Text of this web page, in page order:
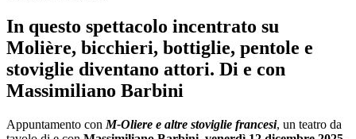
In questo spettacolo incentrato su
Molière, bicchieri, bottiglie, pentole e
stoviglie diventano attori. Di e con
Massimiliano Barbini
Appuntamento con M-Oliere e altre stoviglie francesi, un teatro da